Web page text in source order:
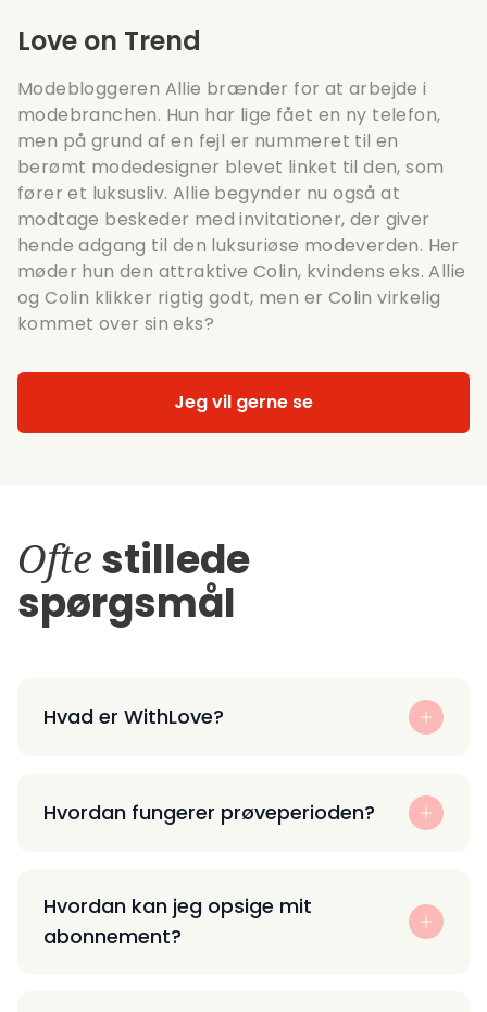
Love on Trend
Modebloggeren Allie brænder for at arbejde i
modebranchen. Hun har lige fået en ny telefon,
men på grund af en fejl er nummeret til en
berømt modedesigner blevet linket til den, som
fører et luksusliv. Allie begynder nu også at
modtage beskeder med invitationer, der giver
hende adgang til den luksuriøse modeverden. Her
møder hun den attraktive Colin, kvindens eks. Allie
og Colin klikker rigtig godt, men er Colin virkelig
kommet over sin eks?
Jeg vil gerne se
Ofte stillede
spørgsmål
Hvad er WithLove?
Hvordan fungerer prøveperioden?
Hvordan kan jeg opsige mit
abonnement?